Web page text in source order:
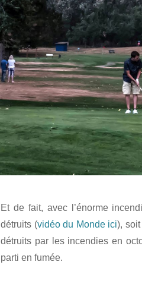
Et de fait, avec l’énorme
détruits (vidéo du Monde ici),
détruits par les incendies en
parti en fumée.